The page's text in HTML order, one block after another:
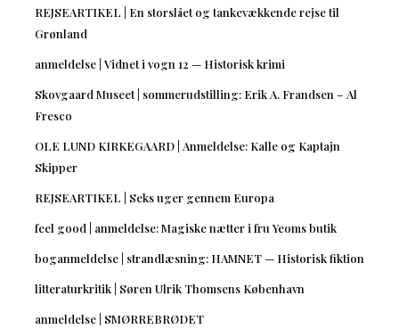
REJSEARTIKEL | En storslået og tankevækkende rejse til
Grønland
anmeldelse | Vidnet i vogn 12 — Historisk krimi
Skovgaard Museet | sommerudstilling: Erik A. Frandsen – Al
Fresco
OLE LUND KIRKEGAARD | Anmeldelse: Kalle og Kaptajn
Skipper
REJSEARTIKEL | Seks uger gennem Europa
feel good | anmeldelse: Magiske nætter i fru Yeoms butik
boganmeldelse | strandlæsning: HAMNET — Historisk fiktion
litteraturkritik | Søren Ulrik Thomsens København
anmeldelse | SMØRREBRØDET